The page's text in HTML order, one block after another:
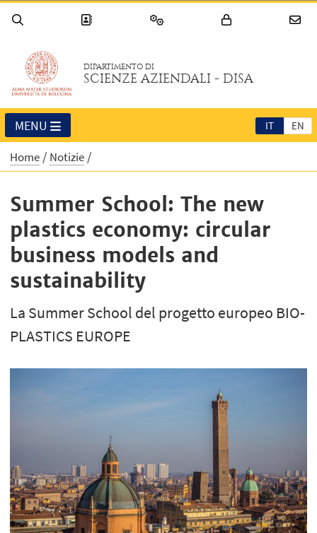
DIPARTIMENTO DI
SCIENZE AZIENDALI - DISA
IT EN
MENU
Home Notizie
Summer School: The new
plastics economy: circular
business models and
sustainability
La Summer School del progetto europeo BIO-
PLASTICS EUROPE